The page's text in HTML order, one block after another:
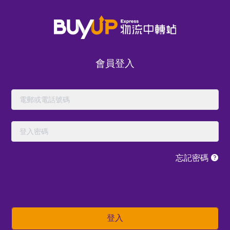
立即體驗我們的
會員登入
忘記密碼
登入